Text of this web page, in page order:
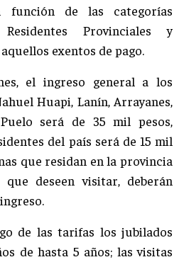
función de las categorías
Provinciales y
exentos de pago.
el ingreso general a los
Huapi, Lanín, Arrayanes,
será de 35 mil pesos,
del país será de 15 mil
que residan en la provincia
deseen visitar, deberán
de las tarifas los jubilados
de hasta 5 años; las visitas